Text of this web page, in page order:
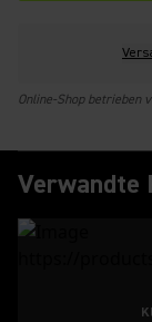
Online-Shop betrieben
Verwandte